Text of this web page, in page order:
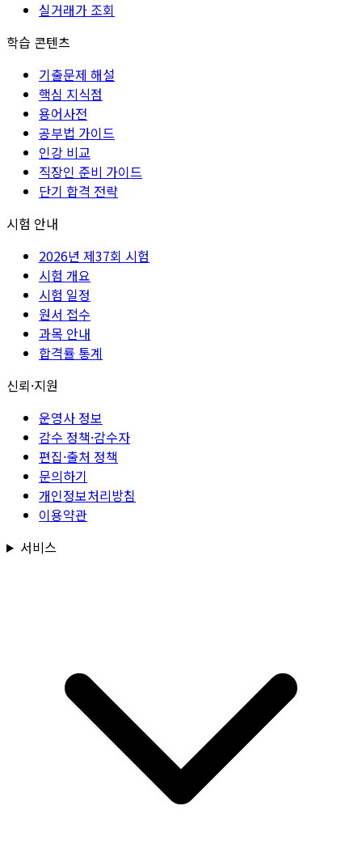
실거래가 조회
학습 콘텐츠
기출문제 해설
핵심 지식점
용어사전
공부법 가이드
인강 비교
직장인 준비 가이드
단기 합격 전략
시험 안내
2026년 제37회 시험
시험 개요
시험 일정
원서 접수
과목 안내
합격률 통계
신뢰·지원
운영사 정보
감수 정책·감수자
편집·출처 정책
문의하기
개인정보처리방침
이용약관
서비스